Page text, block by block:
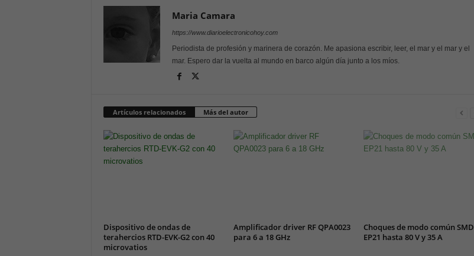
Maria Camara
https://www.diarioelectronicohoy.com
Periodista de profesión y marinera de corazón. Me apasiona escribir, leer, el mar y el mar y el
mar. Espero dar la vuelta al mundo en barco algún día junto a los míos.
Artículos relacionados Más del autor
Dispositivo de ondas de
terahercios RTD-EVK-G2 con 40
microvatios
Amplificador driver RF QPA0023
para 6 a 18 GHz
Choques de modo común SMD
EP21 hasta 80 V y 35 A